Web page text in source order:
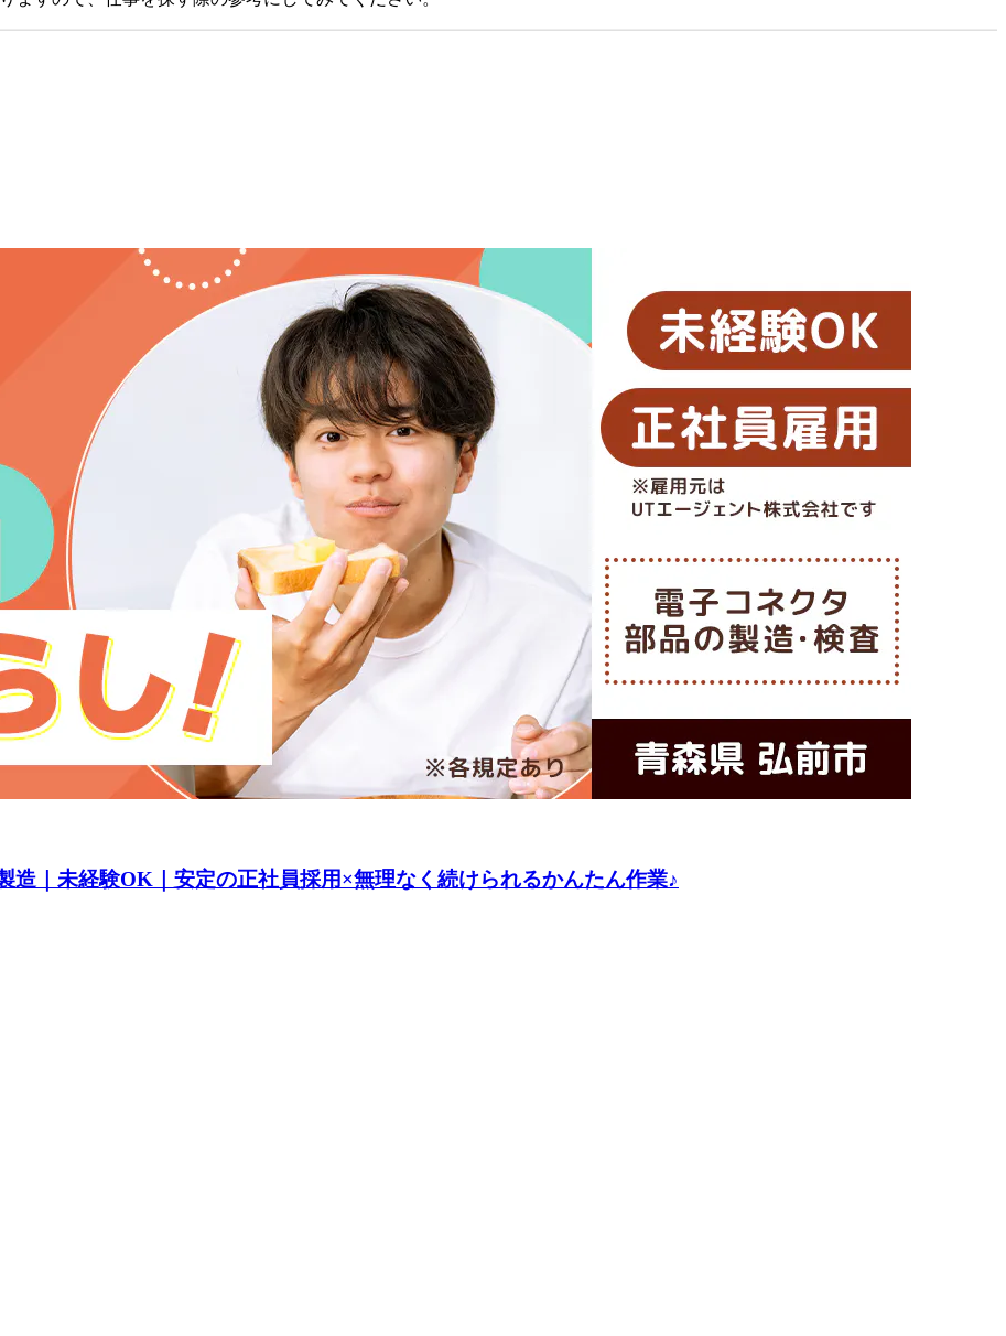
造｜未経験OK｜安定の正社員採用×無理なく続けられるかんたん作業♪